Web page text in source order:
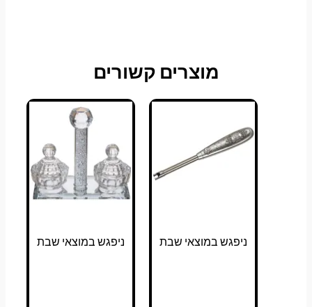
מוצרים קשורים
ניפגש במוצאי שבת ניפגש במוצאי שבת